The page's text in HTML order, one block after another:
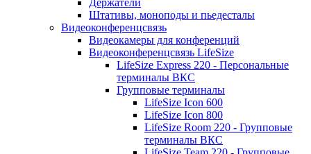
Держатели
Штативы, моноподы и пьедесталы
Видеоконференцсвязь
Видеокамеры для конференций
Видеоконференцсвязь LifeSize
LifeSize Express 220 - Персональные
терминалы ВКС
Групповые терминалы
LifeSize Icon 600
LifeSize Icon 800
LifeSize Room 220 - Групповые
терминалы ВКС